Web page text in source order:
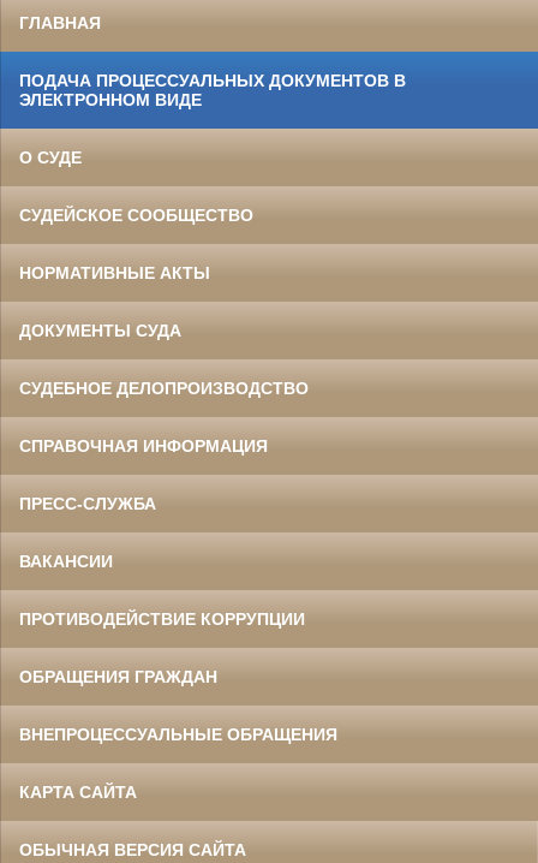
ГЛАВНАЯ
ПОДАЧА ПРОЦЕССУАЛЬНЫХ ДОКУМЕНТОВ В
ЭЛЕКТРОННОМ ВИДЕ
О СУДЕ
СУДЕЙСКОЕ СООБЩЕСТВО
НОРМАТИВНЫЕ АКТЫ
ДОКУМЕНТЫ СУДА
СУДЕБНОЕ ДЕЛОПРОИЗВОДСТВО
СПРАВОЧНАЯ ИНФОРМАЦИЯ
ПРЕСС-СЛУЖБА
ВАКАНСИИ
ПРОТИВОДЕЙСТВИЕ КОРРУПЦИИ
ОБРАЩЕНИЯ ГРАЖДАН
ВНЕПРОЦЕССУАЛЬНЫЕ ОБРАЩЕНИЯ
КАРТА САЙТА
ОБЫЧНАЯ ВЕРСИЯ САЙТА